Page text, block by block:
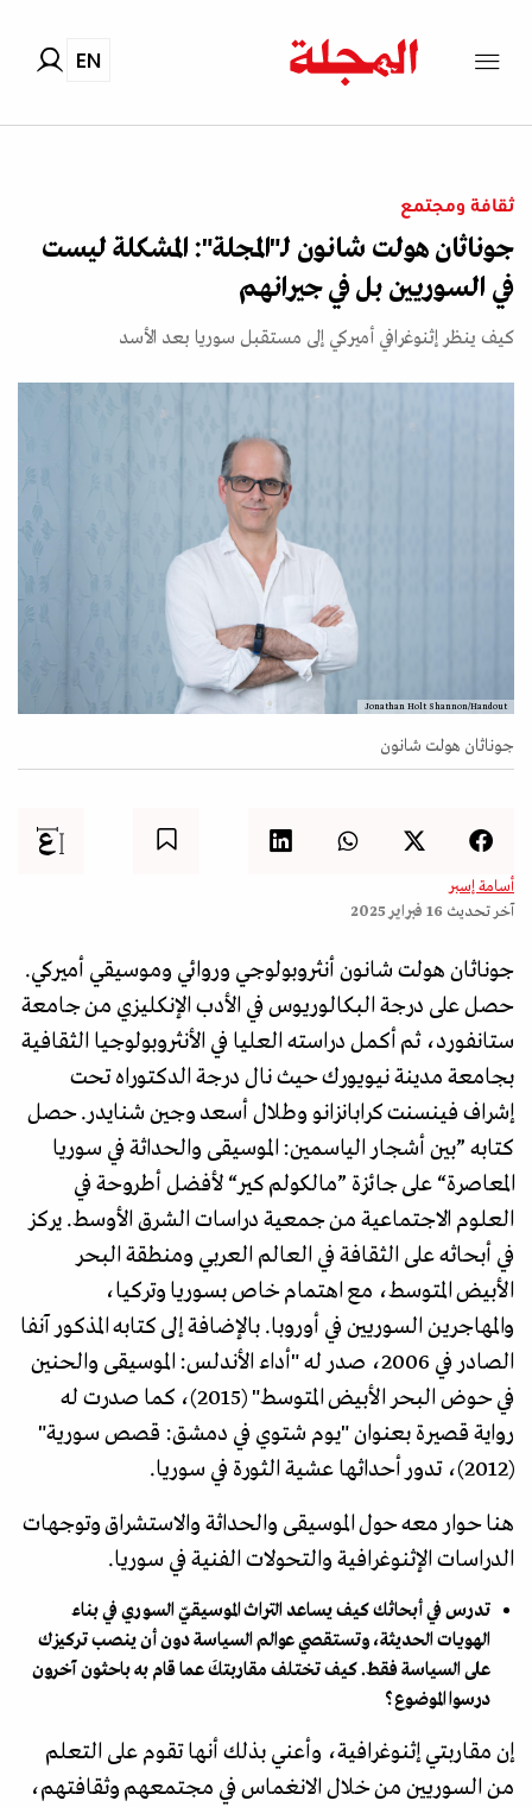
EN
ثقافة ومجتمع
جوناثان هولت شانون لـ"المجلة": المشكلة ليست
في السوريين بل في جيرانهم
كيف ينظر إثنوغرافي أميركي إلى مستقبل سوريا بعد الأسد
Jonathan Holt Shannon/Handout
جوناثان هولت شانون
أسامة إسبر
آخر تحديث 16 فبراير 2025
جوناثان هولت شانون أنثروبولوجي وروائي وموسيقي أميركي.
حصل على درجة البكالوريوس في الأدب الإنكليزي من جامعة
ستانفورد، ثم أكمل دراسته العليا في الأنثروبولوجيا الثقافية
بجامعة مدينة نيويورك حيث نال درجة الدكتوراه تحت
إشراف فينسنت كرابانزانو وطلال أسعد وجين شنايدر. حصل
كتابه ”بين أشجار الياسمين: الموسيقى والحداثة في سوريا
المعاصرة“ على جائزة ”مالكولم كير“ لأفضل أطروحة في
العلوم الاجتماعية من جمعية دراسات الشرق الأوسط. يركز
في أبحاثه على الثقافة في العالم العربي ومنطقة البحر
الأبيض المتوسط، مع اهتمام خاص بسوريا وتركيا،
والمهاجرين السوريين في أوروبا. بالإضافة إلى كتابه المذكور آنفا
الصادر في 2006، صدر له "أداء الأندلس: الموسيقى والحنين
في حوض البحر الأبيض المتوسط" (2015)، كما صدرت له
رواية قصيرة بعنوان "يوم شتوي في دمشق: قصص سورية"
(2012)، تدور أحداثها عشية الثورة في سوريا.
هنا حوار معه حول الموسيقى والحداثة والاستشراق وتوجهات
الدراسات الإثنوغرافية والتحولات الفنية في سوريا.
تدرس في أبحاثك كيف يساعد التراث الموسيقيّ السوري في بناء
الهويات الحديثة، وتستقصي عوالم السياسة دون أن ينصب تركيزك
على السياسة فقط. كيف تختلف مقاربتكَ عما قام به باحثون آخرون
درسوا الموضوع؟
إن مقاربتي إثنوغرافية، وأعني بذلك أنها تقوم على التعلم
من السوريين من خلال الانغماس في مجتمعهم وثقافتهم،